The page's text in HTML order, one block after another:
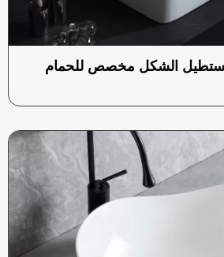
الشكل مخصص للحمام